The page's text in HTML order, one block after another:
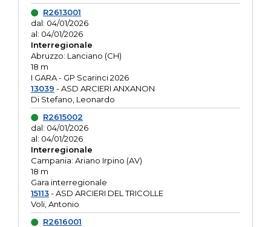
R2613001
dal: 04/01/2026
al: 04/01/2026
Interregionale
Abruzzo: Lanciano (CH)
18 m
I GARA - GP Scarinci 2026
13039 - ASD ARCIERI ANXANON
Di Stefano, Leonardo
R2615002
dal: 04/01/2026
al: 04/01/2026
Interregionale
Campania: Ariano Irpino (AV)
18 m
Gara interregionale
15113- ASD ARCIERI DEL TRICOLLE
Voli, Antonio
R2616001